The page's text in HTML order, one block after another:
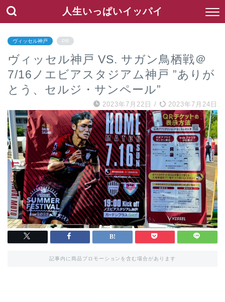
人生いっぱいイッパイ
ヴィッセル神戸 PR
ヴィッセル神戸 VS. サガン鳥栖戦＠
7/16ノエビアスタジアム神戸 ”ありが
とう、セルジ・サンペール”
2023年7月22日 / 2023年7月24日
記事内に商品プロモーションを含む場合があります